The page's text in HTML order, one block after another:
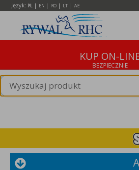
Język: PL | EN | RO | LT | AE
KUP ON-